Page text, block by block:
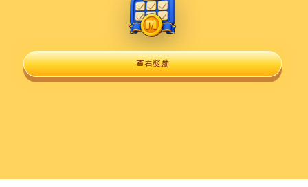
查看獎勵